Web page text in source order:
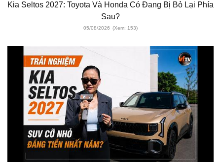
Kia Seltos 2027: Toyota Và Honda Có Đang Bị Bỏ Lại Phía
Sau?
05/08/2026 (Xem: 153)